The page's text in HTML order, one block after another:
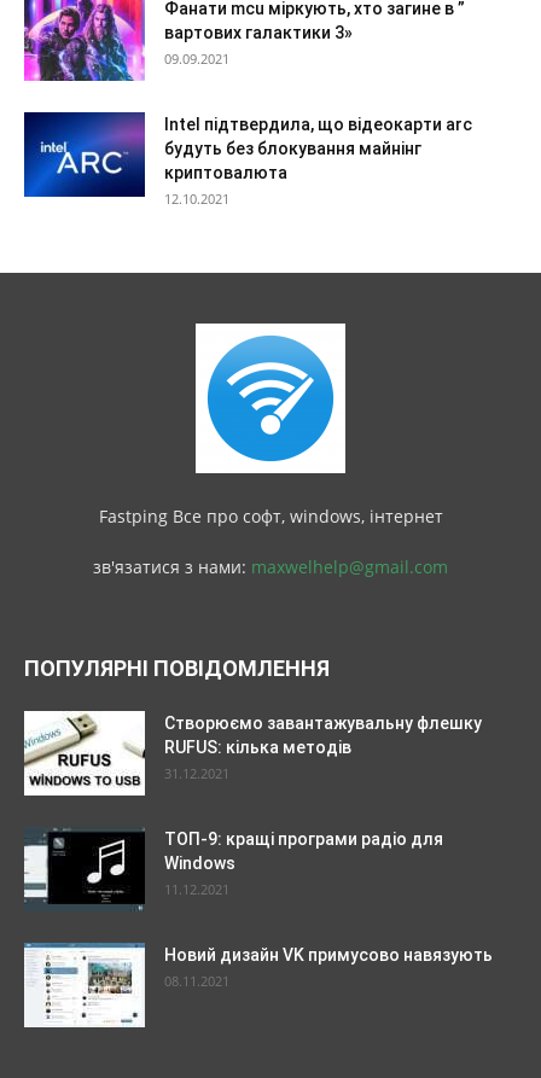
Фанати mcu міркують, хто загине в ”
вартових галактики 3»
09.09.2021
Intel підтвердила, що відеокарти arc
будуть без блокування майнінг
криптовалюта
12.10.2021
Fastping Все про софт, windows, інтернет
зв'язатися з нами: maxwelhelp@gmail.com
ПОПУЛЯРНІ ПОВІДОМЛЕННЯ
Створюємо завантажувальну флешку
RUFUS: кілька методів
31.12.2021
ТОП-9: кращі програми радіо для
Windows
11.12.2021
Новий дизайн VK примусово навязують
08.11.2021